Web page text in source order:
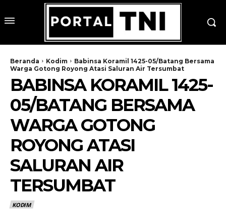
Beranda Kodim
Babinsa Koramil 1425-05/Batang Bersama
Warga Gotong Royong Atasi Saluran Air Tersumbat
BABINSA KORAMIL 1425-
05/BATANG BERSAMA
WARGA GOTONG
ROYONG ATASI
SALURAN AIR
TERSUMBAT
KODIM